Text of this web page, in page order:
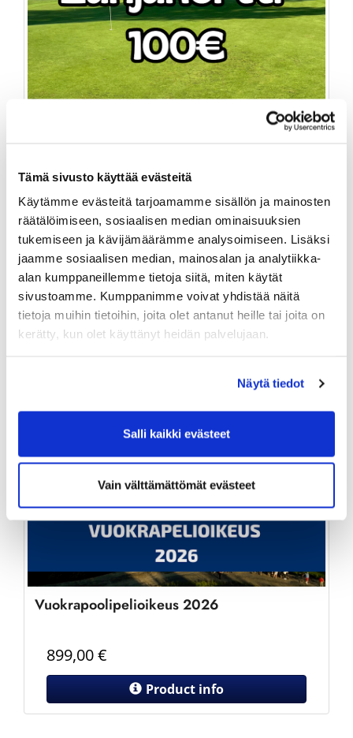
Tämä sivusto käyttää evästeitä
Käytämme evästeitä tarjoamamme sisällön ja mainosten
räätälöimiseen, sosiaalisen median ominaisuuksien
tukemiseen ja kävijämäärämme analysoimiseen. Lisäksi
jaamme sosiaalisen median, mainosalan ja analytiikka-
alan kumppaneillemme tietoja siitä, miten käytät
sivustoamme. Kumppanimme voivat yhdistää näitä
tietoja muihin tietoihin, joita olet antanut heille tai joita on
kerätty, kun olet käyttänyt heidän palvelujaan.
Näytä tiedot
Salli kaikki evästeet
Vain välttämättömät evästeet
100,00€
Product info
Vuokrapoolipelioikeus 2026
899,00€
Product info